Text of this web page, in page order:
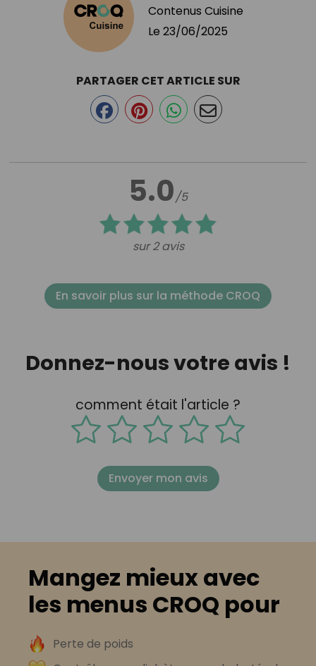
Contenus Cuisine
Le 23/06/2025
5.0/5
sur 2 avis
PARTAGER CET ARTICLE SUR
En savoir plus sur la méthode CROQ
Donnez-nous votre avis !
comment était l'article ?
Envoyer mon avis
Mangez mieux avec
les menus CROQ pour
Perte de poids